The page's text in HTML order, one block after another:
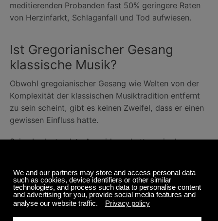
meditierenden Probanden fast 50% geringere Raten
von Herzinfarkt, Schlaganfall und Tod aufwiesen.
Ist Gregorianischer Gesang
klassische Musik?
Obwohl gregoianischer Gesang wie Welten von der
Komplexität der klassischen Musiktradition entfernt
zu sein scheint, gibt es keinen Zweifel, dass er einen
gewissen Einfluss hatte.
Seine bedeutendste Auswirkung hatte es in der
Musiknotation sorgte dafür, dass die Gesänge in allen
Liturgien gleich gesungen wurden.